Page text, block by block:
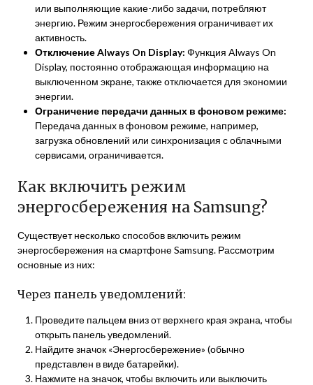
или выполняющие какие-либо задачи, потребляют
энергию. Режим энергосбережения ограничивает их
активность.
Отключение Always On Display: Функция Always On
Display, постоянно отображающая информацию на
выключенном экране, также отключается для экономии
энергии.
Ограничение передачи данных в фоновом режиме:
Передача данных в фоновом режиме, например,
загрузка обновлений или синхронизация с облачными
сервисами, ограничивается.
Как включить режим
энергосбережения на Samsung?
Существует несколько способов включить режим
энергосбережения на смартфоне Samsung. Рассмотрим
основные из них:
Через панель уведомлений:
Проведите пальцем вниз от верхнего края экрана, чтобы
открыть панель уведомлений.
Найдите значок «Энергосбережение» (обычно
представлен в виде батарейки).
Нажмите на значок, чтобы включить или выключить